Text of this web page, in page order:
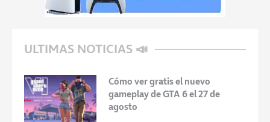
ULTIMAS NOTICIAS 📣
Cómo ver gratis el nuevo
gameplay de GTA 6 el 27 de
agosto